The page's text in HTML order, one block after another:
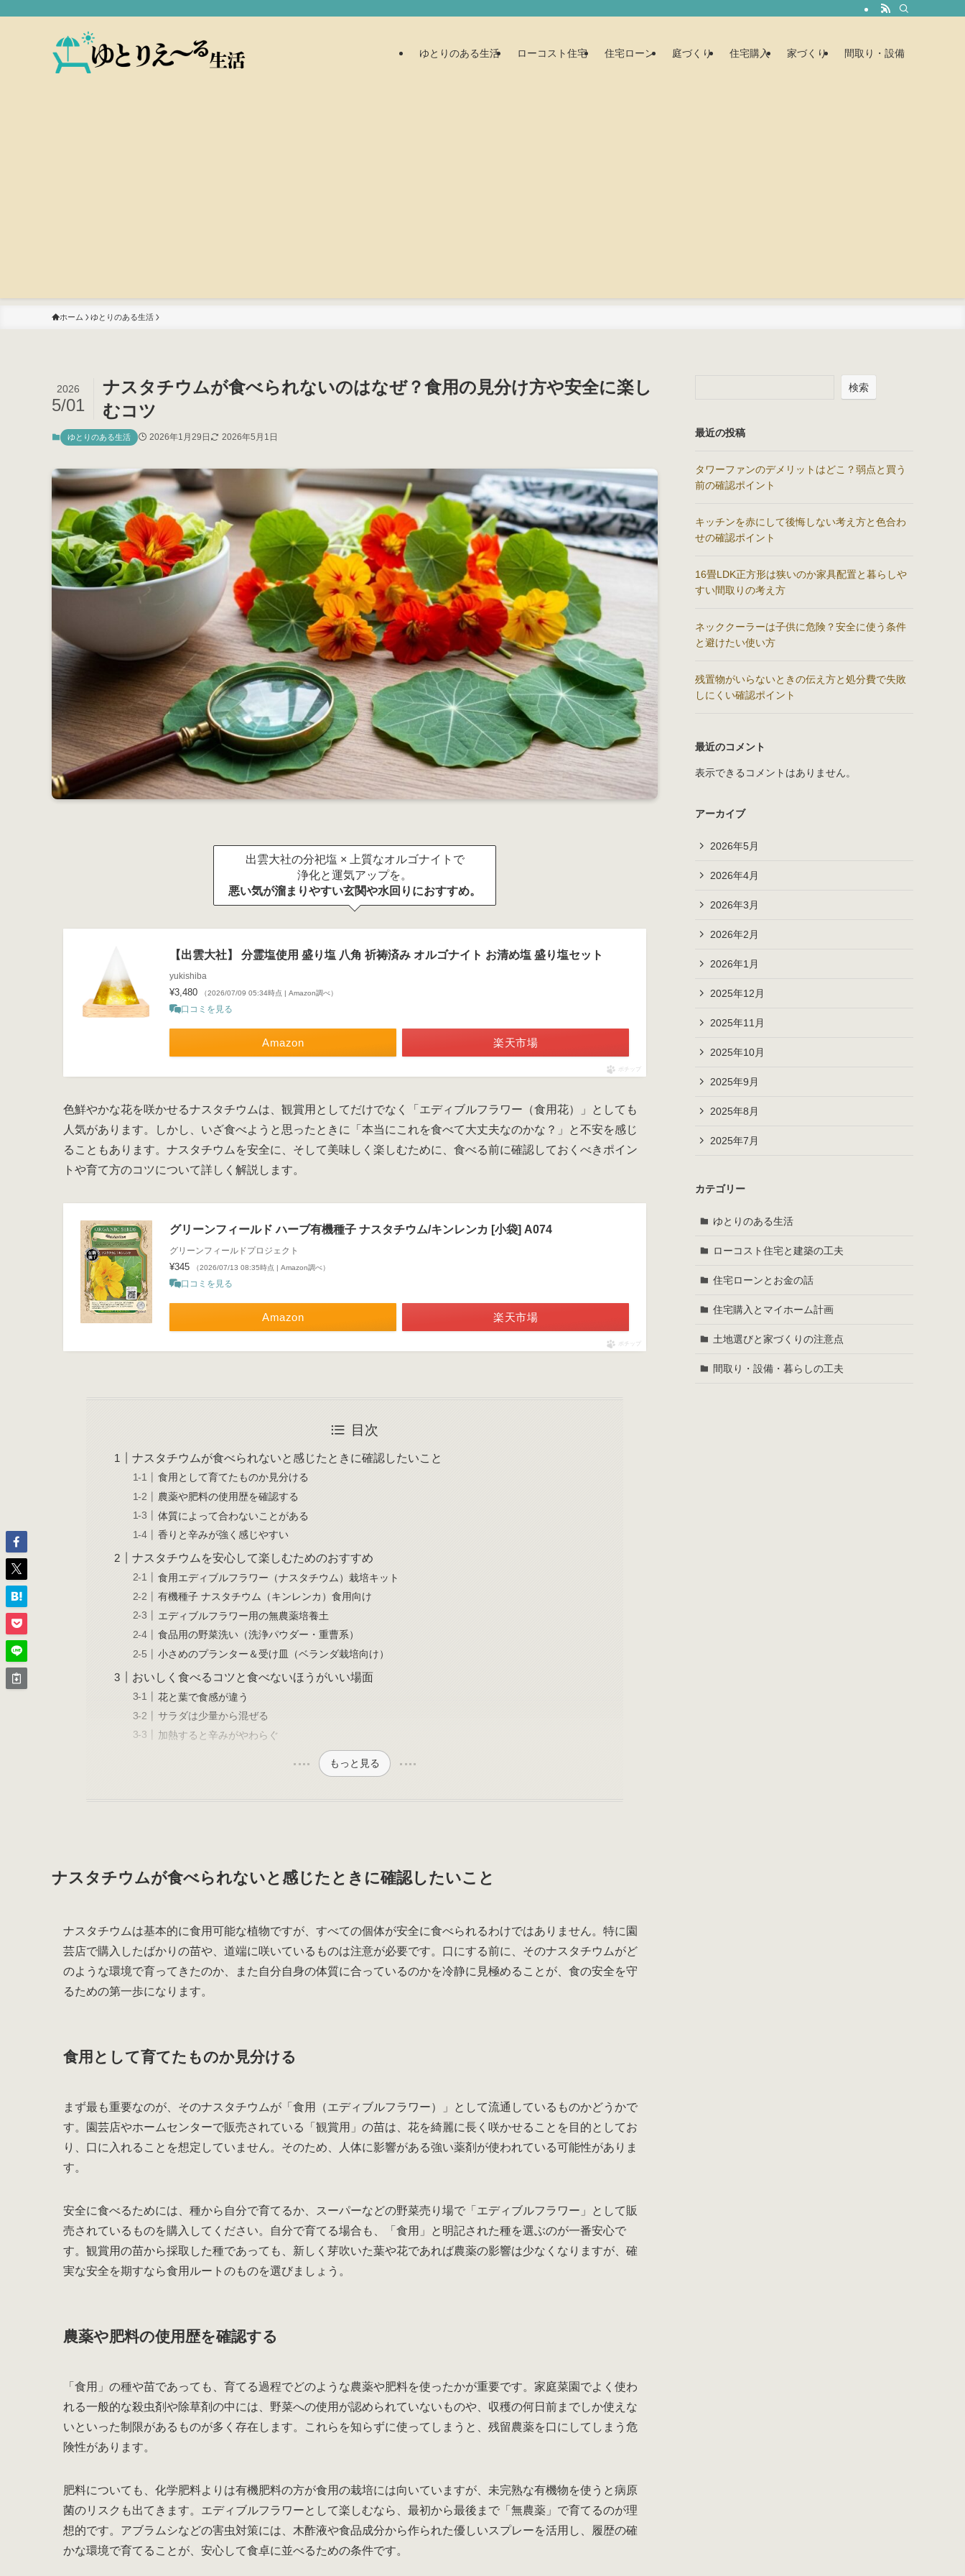
ゆとりのある生活 ローコスト住宅 住宅ローン 庭づくり 住宅購入 家づくり 間取り・設備
ホーム ゆとりのある生活
ナスタチウムが食べられないのはなぜ？食用の見分け方や安全に楽し
むコツ
2026
5/01
ゆとりのある生活 2026年1月29日 2026年5月1日
出雲大社の分祀塩 × 上質なオルゴナイトで
浄化と運気アップを。
悪い気が溜まりやすい玄関や水回りにおすすめ。
【出雲大社】 分霊塩使用 盛り塩 八角 祈祷済み オルゴナイト お清め塩 盛り塩セット
yukishiba
¥3,480 （2026/07/09 05:34時点 | Amazon調べ）
口コミを見る
Amazon 楽天市場
ポチップ
色鮮やかな花を咲かせるナスタチウムは、観賞用としてだけでなく「エディブルフラワー（食用花）」としても
人気があります。しかし、いざ食べようと思ったときに「本当にこれを食べて大丈夫なのかな？」と不安を感じ
ることもあります。ナスタチウムを安全に、そして美味しく楽しむために、食べる前に確認しておくべきポイン
トや育て方のコツについて詳しく解説します。
グリーンフィールド ハーブ有機種子 ナスタチウム/キンレンカ [小袋] A074
グリーンフィールドプロジェクト
¥345 （2026/07/13 08:35時点 | Amazon調べ）
口コミを見る
Amazon 楽天市場
ポチップ
目次
ナスタチウムが食べられないと感じたときに確認したいこと
食用として育てたものか見分ける
農薬や肥料の使用歴を確認する
体質によって合わないことがある
香りと辛みが強く感じやすい
ナスタチウムを安心して楽しむためのおすすめ
食用エディブルフラワー（ナスタチウム）栽培キット
有機種子 ナスタチウム（キンレンカ）食用向け
エディブルフラワー用の無農薬培養土
食品用の野菜洗い（洗浄パウダー・重曹系）
小さめのプランター＆受け皿（ベランダ栽培向け）
おいしく食べるコツと食べないほうがいい場面
花と葉で食感が違う
サラダは少量から混ぜる
加熱すると辛みがやわらぐ
もっと見る
ナスタチウムが食べられないと感じたときに確認したいこと
ナスタチウムは基本的に食用可能な植物ですが、すべての個体が安全に食べられるわけではありません。特に園
芸店で購入したばかりの苗や、道端に咲いているものは注意が必要です。口にする前に、そのナスタチウムがど
のような環境で育ってきたのか、また自分自身の体質に合っているのかを冷静に見極めることが、食の安全を守
るための第一歩になります。
食用として育てたものか見分ける
まず最も重要なのが、そのナスタチウムが「食用（エディブルフラワー）」として流通しているものかどうかで
す。園芸店やホームセンターで販売されている「観賞用」の苗は、花を綺麗に長く咲かせることを目的としてお
り、口に入れることを想定していません。そのため、人体に影響がある強い薬剤が使われている可能性がありま
す。
安全に食べるためには、種から自分で育てるか、スーパーなどの野菜売り場で「エディブルフラワー」として販
売されているものを購入してください。自分で育てる場合も、「食用」と明記された種を選ぶのが一番安心で
す。観賞用の苗から採取した種であっても、新しく芽吹いた葉や花であれば農薬の影響は少なくなりますが、確
実な安全を期すなら食用ルートのものを選びましょう。
農薬や肥料の使用歴を確認する
「食用」の種や苗であっても、育てる過程でどのような農薬や肥料を使ったかが重要です。家庭菜園でよく使わ
れる一般的な殺虫剤や除草剤の中には、野菜への使用が認められていないものや、収穫の何日前までしか使えな
いといった制限があるものが多く存在します。これらを知らずに使ってしまうと、残留農薬を口にしてしまう危
険性があります。
肥料についても、化学肥料よりは有機肥料の方が食用の栽培には向いていますが、未完熟な有機物を使うと病原
菌のリスクも出てきます。エディブルフラワーとして楽しむなら、最初から最後まで「無農薬」で育てるのが理
想的です。アブラムシなどの害虫対策には、木酢液や食品成分から作られた優しいスプレーを活用し、履歴の確
かな環境で育てることが、安心して食卓に並べるための条件です。
検索
最近の投稿
タワーファンのデメリットはどこ？弱点と買う
前の確認ポイント
キッチンを赤にして後悔しない考え方と色合わ
せの確認ポイント
16畳LDK正方形は狭いのか家具配置と暮らしや
すい間取りの考え方
ネッククーラーは子供に危険？安全に使う条件
と避けたい使い方
残置物がいらないときの伝え方と処分費で失敗
しにくい確認ポイント
最近のコメント
表示できるコメントはありません。
アーカイブ
2026年5月
2026年4月
2026年3月
2026年2月
2026年1月
2025年12月
2025年11月
2025年10月
2025年9月
2025年8月
2025年7月
カテゴリー
ゆとりのある生活
ローコスト住宅と建築の工夫
住宅ローンとお金の話
住宅購入とマイホーム計画
土地選びと家づくりの注意点
間取り・設備・暮らしの工夫